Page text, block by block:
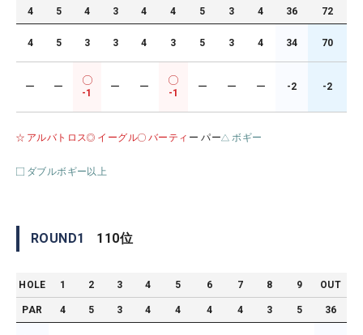
4 5 4 3 4 4 5 3 4 36 72
4 5 3 3 4 3 5 3 4 34 70
ー ー
-1
ー ー
-1
ー ー ー -2 -2
アルバトロス イーグル バーティ ー パー ボギー
ダブルボギー以上
ROUND1 110位
HOLE 1 2 3 4 5 6 7 8 9 OUT
PAR 4 5 3 4 4 4 4 3 5 36